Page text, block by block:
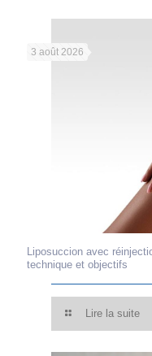
3 août 2026
Liposuccion avec
technique et objectifs
Lire la suite